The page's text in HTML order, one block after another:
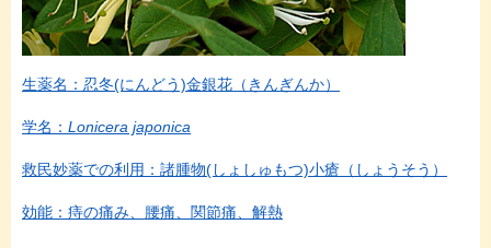
生薬名：忍冬(にんどう)金銀花（きんぎんか）
学名： Lonicera japonica
救民妙薬での利用：諸腫物(しょしゅもつ)小瘡（しょうそう）
効能：痔の痛み、腰痛、関節痛、解熱